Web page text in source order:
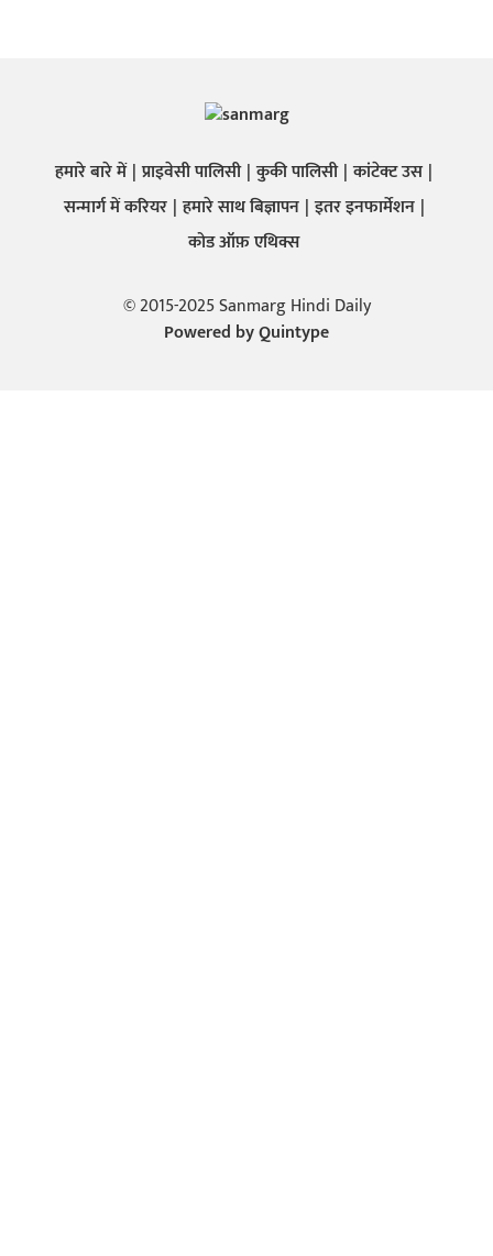
हमारे बारे में प्राइवेसी पालिसी कुकी पालिसी कांटेक्ट उस
सन्मार्ग में करियर हमारे साथ बिज्ञापन इतर इनफार्मेशन
कोड ऑफ़ एथिक्स
© 2015-2025 Sanmarg Hindi Daily
Powered byQuintype